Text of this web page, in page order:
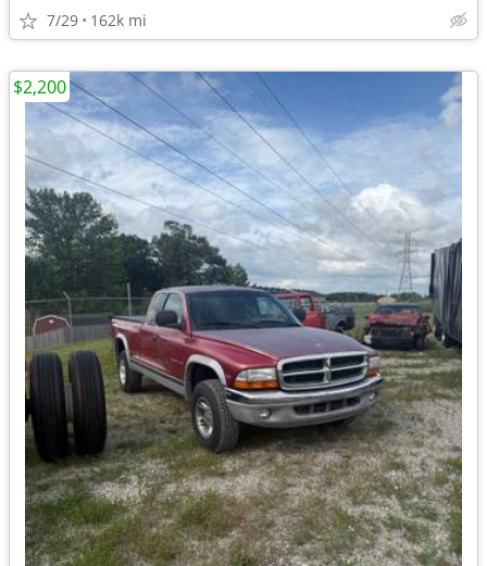
7/29 162k mi
$2,200